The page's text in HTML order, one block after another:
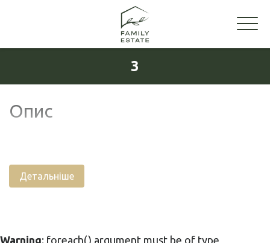
3
Опис
Детальніше
Warning: foreach() argument must be of type